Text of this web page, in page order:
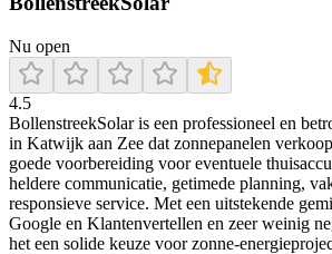
Nu open
4.5
BollenstreekSolar is een professioneel en
in Katwijk aan Zee dat zonnepanelen
goede voorbereiding voor eventuele
heldere communicatie, getimede planning,
responsieve service. Met een uitstekende
Google en Klantenvertellen en zeer weinig
het een solide keuze voor zonne-